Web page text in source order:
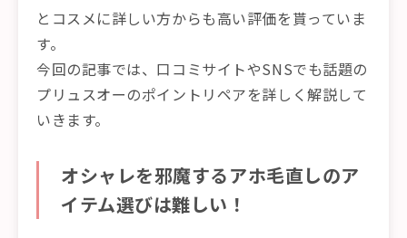
とコスメに詳しい方からも高い評価を貰っていま
す。
今回の記事では、口コミサイトやSNSでも話題の
プリュスオーのポイントリペアを詳しく解説して
いきます。
オシャレを邪魔するアホ毛直しのア
イテム選びは難しい！